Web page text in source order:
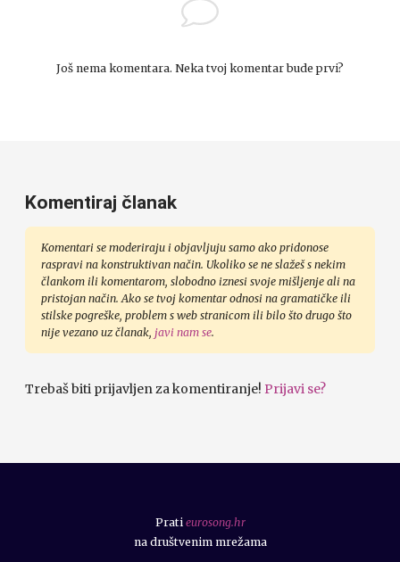
Još nema komentara. Neka tvoj komentar bude prvi?
Komentiraj članak
Komentari se moderiraju i objavljuju samo ako pridonose
raspravi na konstruktivan način. Ukoliko se ne slažeš s nekim
člankom ili komentarom, slobodno iznesi svoje mišljenje ali na
pristojan način. Ako se tvoj komentar odnosi na gramatičke ili
stilske pogreške, problem s web stranicom ili bilo što drugo što
nije vezano uz članak, javi nam se.
Trebaš biti prijavljen za komentiranje! Prijavi se?
Prati eurosong.hr
na društvenim mrežama